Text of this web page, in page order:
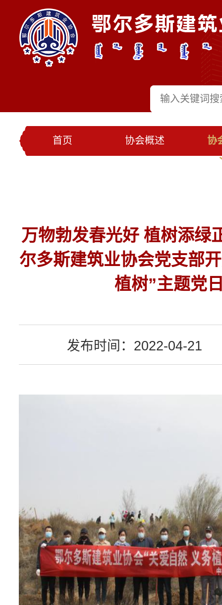
首页 协会概述 协
万物勃发春光好 植树添
尔多斯建筑业协会党支部
植树”主题党
发布时间：2022-04-21